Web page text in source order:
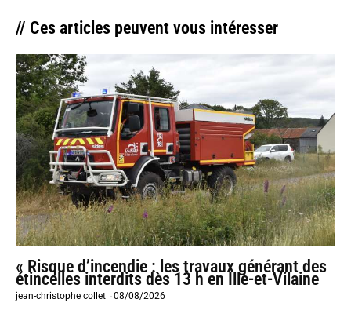
// Ces articles peuvent vous intéresser
« Risque d’incendie : les travaux générant des
étincelles interdits dès 13 h en Ille-et-Vilaine
jean-christophe collet -08/08/2026